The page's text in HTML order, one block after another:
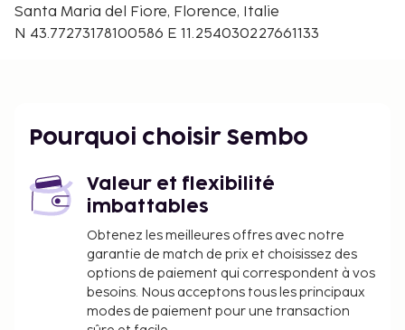
Santa Maria del Fiore, Florence, Italie
N 43.77273178100586 E 11.254030227661133
Pourquoi choisir Sembo
Valeur et flexibilité
imbattables
Obtenez les meilleures offres avec notre
garantie de match de prix et choisissez des
options de paiement qui correspondent à vos
besoins. Nous acceptons tous les principaux
modes de paiement pour une transaction